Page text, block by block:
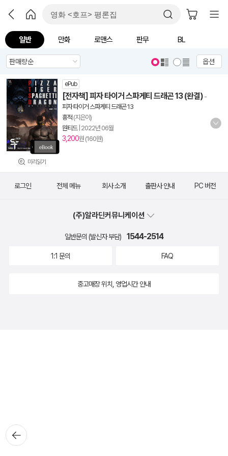
일반 만화 로맨스 판무 BL
옵션
미리읽기
ePub
[전자책] 피자 타이거 스파게티 드래곤 13 (완결) -
피자 타이거 스파게티 드래곤 13
흉적 (지은이)
원티드| 2022년 06월
3,200원 (160원)
뒤로가
기
로그인 전체 메뉴 회사 소개 출판사 안내 PC 버전
(주)알라딘커뮤니케이션
일반문의 (발신자 부담) 1544-2514
1:1 문의 FAQ
중고매장 위치, 영업시간 안내